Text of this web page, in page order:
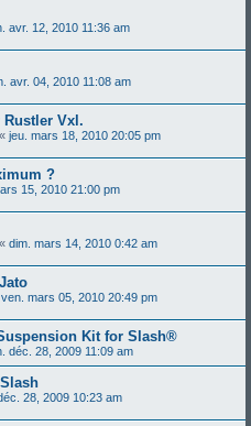
avr. 12, 2010 11:36 am
avr. 04, 2010 11:08 am
Rustler Vxl.
« jeu. mars 18, 2010 20:05 pm
?
15, 2010 21:00 pm
« dim. mars 14, 2010 0:42 am
ven. mars 05, 2010 20:49 pm
Kit for Slash®
déc. 28, 2009 11:09 am
28, 2009 10:23 am